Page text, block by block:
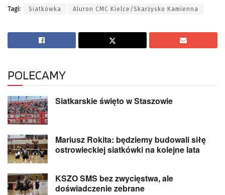
Tagi: Siatkówka Aluron CMC Kielce/Skarżysko Kamienna
POLECAMY
Siatkarskie święto w Staszowie
Mariusz Rokita: będziemy budowali siłę
ostrowieckiej siatkówki na kolejne lata
KSZO SMS bez zwycięstwa, ale
doświadczenie zebrane